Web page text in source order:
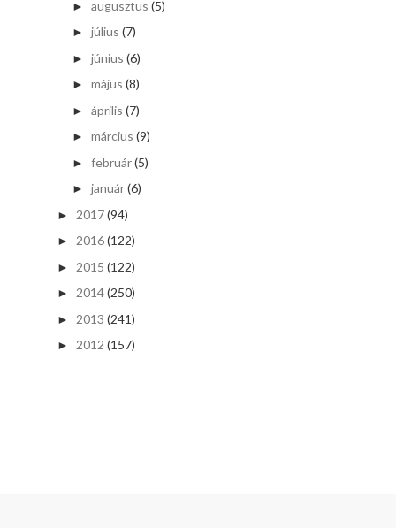
► augusztus (5)
► július (7)
► június (6)
► május (8)
► április (7)
► március (9)
► február(5)
► január(6)
► 2017(94)
► 2016(122)
► 2015 (122)
► 2014(250)
► 2013 (241)
► 2012 (157)